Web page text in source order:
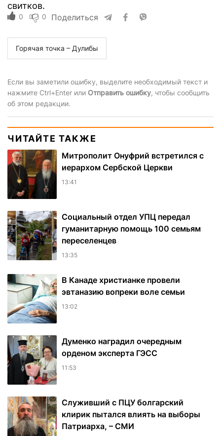
свитков.
0 0 Поделиться
Горячая точка – Дулибы
Если вы заметили ошибку, выделите необходимый текст и
нажмите Ctrl+Enter или Отправить ошибку, чтобы сообщить
об этом редакции.
ЧИТАЙТЕ ТАКЖЕ
Митрополит Онуфрий встретился с
иерархом Сербской Церкви
13:41
Социальный отдел УПЦ передал
гуманитарную помощь 100 семьям
переселенцев
13:35
В Канаде христианке провели
эвтаназию вопреки воле семьи
13:02
Думенко наградил очередным
орденом эксперта ГЭСС
11:53
Служивший с ПЦУ болгарский
клирик пытался влиять на выборы
Патриарха, – СМИ